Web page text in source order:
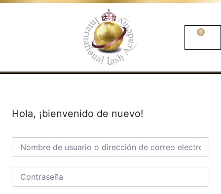
0
Hola, ¡bienvenido de nuevo!